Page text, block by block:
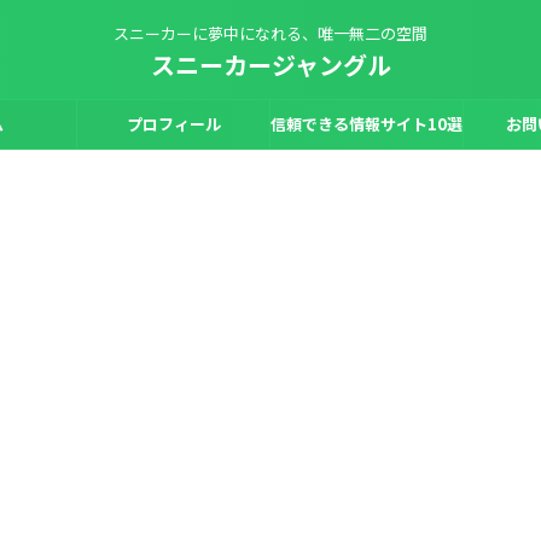
スニーカーに夢中になれる、唯一無二の空間
スニーカージャングル
プロフィール 信頼できる情報サイト10選 お